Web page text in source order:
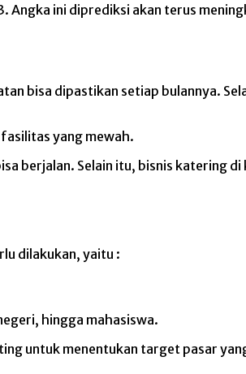
ini diprediksi akan terus
bisa dipastikan setiap bulannya.
yang mewah.
berjalan. Selain itu, bisnis katering
dilakukan, yaitu :
hingga mahasiswa.
untuk menentukan target pasar